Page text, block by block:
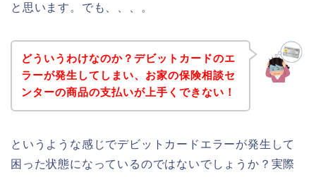
と思います。でも、、、。
どういうわけなのか？デビットカードのエ
ラーが発生してしまい、お家の保険相談セ
ンターの商品の支払いが上手くできない！
というような感じでデビットカードエラーが発生して
困った状態になっているのではないでしょうか？実際